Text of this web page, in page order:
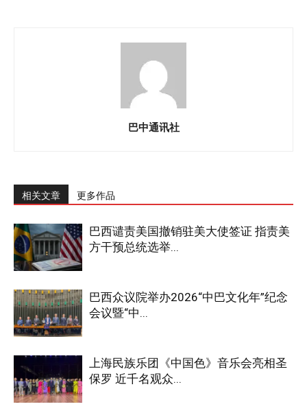
巴中通讯社
相关文章 更多作品
巴西谴责美国撤销驻美大使签证 指责美
方干预总统选举...
巴西众议院举办2026“中巴文化年”纪念
会议暨“中...
上海民族乐团《中国色》音乐会亮相圣
保罗 近千名观众...